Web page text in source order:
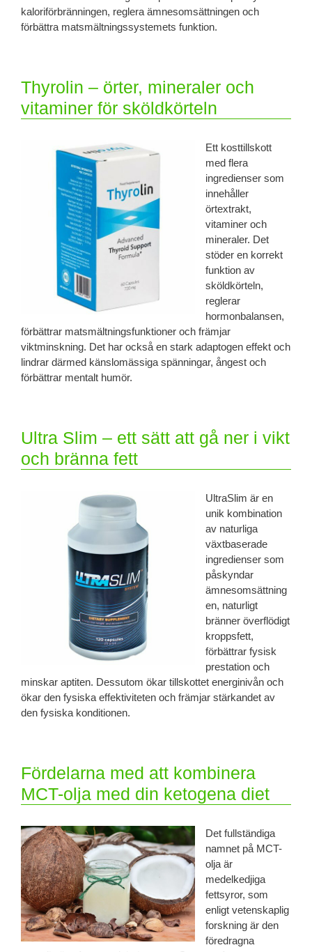
kaloriförbränningen, reglera ämnesomsättningen och
förbättra matsmältningssystemets funktion.
Thyrolin – örter, mineraler och
vitaminer för sköldkörteln
Ett kosttillskott
med flera
ingredienser som
innehåller
örtextrakt,
vitaminer och
mineraler. Det
stöder en korrekt
funktion av
sköldkörteln,
reglerar
hormonbalansen,
förbättrar matsmältningsfunktioner och främjar
viktminskning. Det har också en stark adaptogen effekt och
lindrar därmed känslomässiga spänningar, ångest och
förbättrar mentalt humör.
Ultra Slim – ett sätt att gå ner i vikt
och bränna fett
UltraSlim är en
unik kombination
av naturliga
växtbaserade
ingredienser som
påskyndar
ämnesomsättning
en, naturligt
bränner överflödigt
kroppsfett,
förbättrar fysisk
prestation och
minskar aptiten. Dessutom ökar tillskottet energinivån och
ökar den fysiska effektiviteten och främjar stärkandet av
den fysiska konditionen.
Fördelarna med att kombinera
MCT-olja med din ketogena diet
Det fullständiga
namnet på MCT-
olja är
medelkedjiga
fettsyror, som
enligt vetenskaplig
forskning är den
föredragna